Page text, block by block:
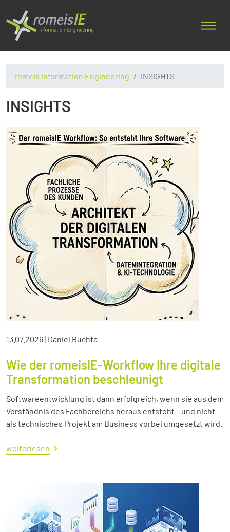
romeis Information Engineering INSIGHTS
INSIGHTS
13.07.2026| Daniel Buchta
Wie der romeisIE-Workflow Ihre digitale
Transformation beschleunigt
Softwareentwicklung ist dann erfolgreich, wenn sie aus dem
Verständnis des Fachbereichs heraus entsteht – und nicht
als technisches Projekt am Business vorbei umgesetzt wird.
weiterlesen